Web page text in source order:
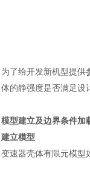
为了给开发新机型提供
体的静强度是否满足设
模型建立及边界条件加
建立模型
变速器壳体有限元模型